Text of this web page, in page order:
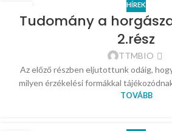
12 HÍREK
Tudomány a
2.rész
TTMBIO
Az előző részben eljutottunk odáig,
milyen érzékelési formákkal
TOVÁBB